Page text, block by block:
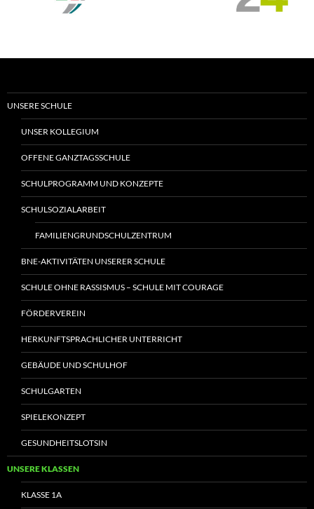
UNSERE SCHULE
UNSER KOLLEGIUM
OFFENE GANZTAGSSCHULE
SCHULPROGRAMM UND KONZEPTE
SCHULSOZIALARBEIT
FAMILIENGRUNDSCHULZENTRUM
BNE-AKTIVITÄTEN UNSERER SCHULE
SCHULE OHNE RASSISMUS – SCHULE MIT COURAGE
FÖRDERVEREIN
HERKUNFTSPRACHLICHER UNTERRICHT
GEBÄUDE UND SCHULHOF
SCHULGARTEN
SPIELEKONZEPT
GESUNDHEITSLOTSIN
UNSERE KLASSEN
KLASSE 1A